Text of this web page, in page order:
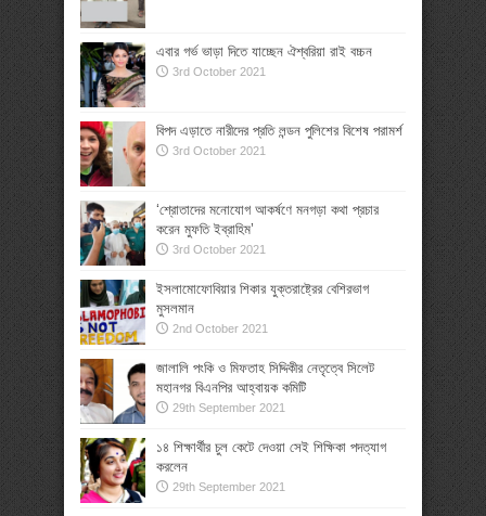
এবার গর্ভ ভাড়া দিতে যাচ্ছেন ঐশ্বরিয়া রাই বচ্চন
3rd October 2021
বিপদ এড়াতে নারীদের প্রতি লন্ডন পুলিশের বিশেষ পরামর্শ
3rd October 2021
‘শ্রোতাদের মনোযোগ আকর্ষণে মনগড়া কথা প্রচার
করেন মুফতি ইব্রাহিম’
3rd October 2021
ইসলামোফোবিয়ার শিকার যুক্তরাষ্ট্রের বেশিরভাগ
মুসলমান
2nd October 2021
জালালি পংকি ও মিফতাহ সিদ্দিকীর নেতৃত্বে সিলেট
মহানগর বিএনপির আহ্বায়ক কমিটি
29th September 2021
১৪ শিক্ষার্থীর চুল কেটে দেওয়া সেই শিক্ষিকা পদত্যাগ
করলেন
29th September 2021